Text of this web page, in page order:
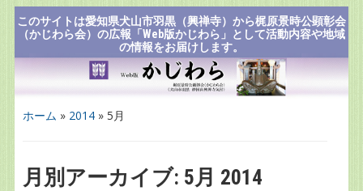
このサイトは愛知県犬山市羽黒（興禅寺）から梶原景時公顕彰会
（かじわら会）の広報「Web版かじわら」として活動内容や地域
の情報をお届けします。
ホーム » 2014» 5月
月別アーカイブ: 5月 2014